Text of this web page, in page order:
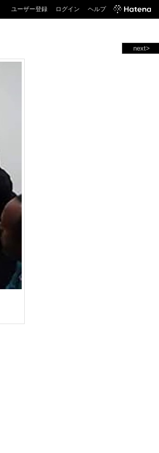
ユーザー登録 ログイン ヘルプ
next>